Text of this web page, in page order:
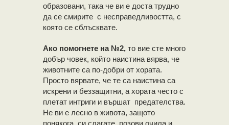
образовани, така че ви е доста трудно
да се смирите с несправедливостта, с
която се сблъсквате.
Ако помогнете на №2, то вие сте много
добър човек, който наистина вярва, че
животните са по-добри от хората.
Просто вярвате, че те са наистина са
искрени и беззащитни, а хората често с
плетат интриги и вършат предателства.
Не ви е лесно в живота, защото
понякога си слагате розови очила и